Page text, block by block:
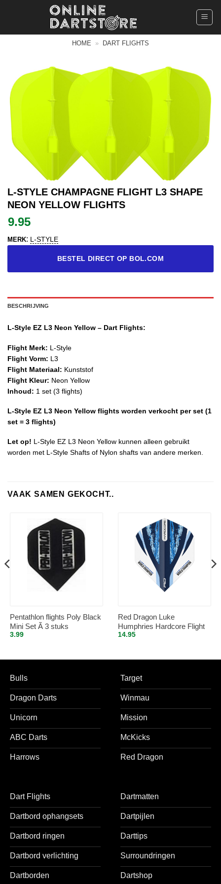
HOME » DART FLIGHTS
L-STYLE CHAMPAGNE FLIGHT L3 SHAPE
NEON YELLOW FLIGHTS
9.95
MERK: L-STYLE
BESTEL DIRECT OP BOL.COM
BESCHRIJVING
L-Style EZ L3 Neon Yellow – Dart Flights:
Flight Merk: L-Style
Flight Vorm: L3
Flight Materiaal: Kunststof
Flight Kleur: Neon Yellow
Inhoud: 1 set (3 flights)
L-Style EZ L3 Neon Yellow flights worden verkocht per set (1
set = 3 flights)
Let op! L-Style EZ L3 Neon Yellow kunnen alleen gebruikt
worden met L-Style Shafts of Nylon shafts van andere merken.
VAAK SAMEN GEKOCHT..
Pentathlon flights Poly Black
Mini Set Ã 3 stuks
3.99
Red Dragon Luke
Humphries Hardcore Flight
Collection – Dart Flights
14.95
Bulls
Dragon Darts
Unicorn
ABC Darts
Harrows
Target
Winmau
Mission
McKicks
Red Dragon
Dart Flights
Dartbord ophangsets
Dartbord ringen
Dartbord verlichting
Dartborden
Dartmatten
Dartpijlen
Darttips
Surroundringen
Dartshop